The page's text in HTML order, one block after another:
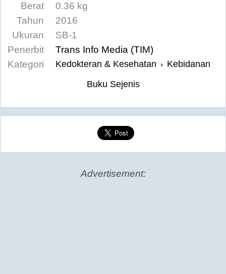
Berat
0.36 kg
Tahun
2016
Ukuran
SB-1
Penerbit
Trans Info Media (TIM)
Kategori
Kedokteran & Kesehatan › Kebidanan
Buku Sejenis
Advertisement: